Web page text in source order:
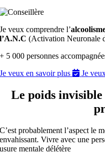
Je veux comprendre l’
l’A.N.C (Activation Neuronale
+ 5 000 personnes
Je veux en savoir plus
Je
Le poids invisible
C’est probablement l’aspect le
envahissant. Vivre avec une
usure mentale délétère